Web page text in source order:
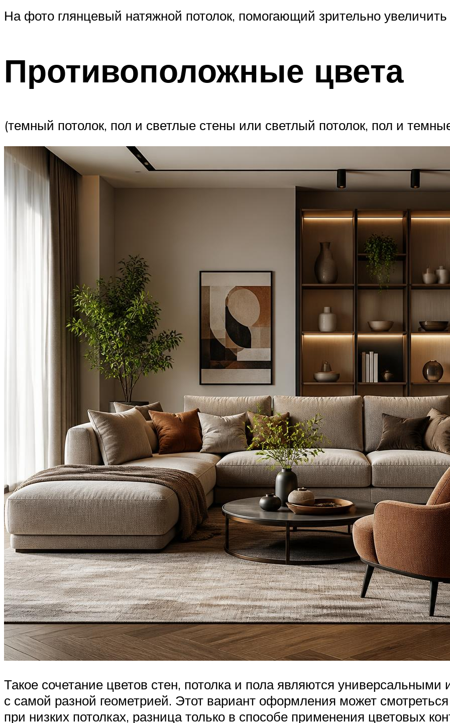
На фото глянцевый натяжной потолок, помогающий зрительно увеличить
Противоположные цвета
(темный потолок, пол и светлые стены или светлый потолок, пол и
Такое сочетание цветов стен, потолка и пола являются
с самой разной геометрией. Этот вариант оформления может
при низких потолках, разница только в способе применения цветовых